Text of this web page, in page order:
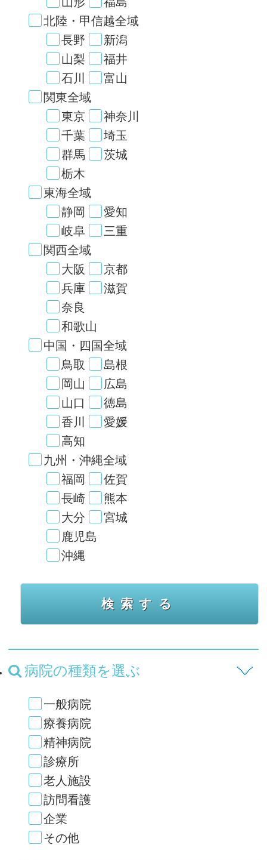
北陸・甲信越全域
長野
新潟
山梨
福井
石川
富山
関東全域
東京
神奈川
千葉
埼玉
群馬
茨城
栃木
東海全域
静岡
愛知
岐阜
三重
関西全域
大阪
京都
兵庫
滋賀
奈良
和歌山
中国・四国全域
鳥取
島根
岡山
広島
山口
徳島
香川
愛媛
高知
九州・沖縄全域
福岡
佐賀
長崎
熊本
大分
宮城
鹿児島
沖縄
病院の種類を選ぶ
一般病院
療養病院
精神病院
診療所
老人施設
訪問看護
企業
その他